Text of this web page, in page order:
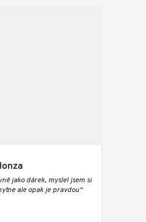
jako dárek, myslel jsem si
ale opak je pravdou“